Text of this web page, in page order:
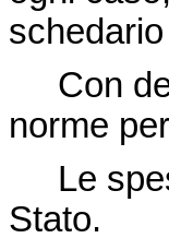
Con
norme
Le
Stato.